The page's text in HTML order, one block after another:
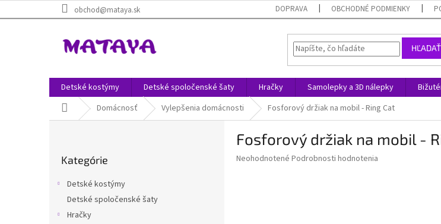
na
obchod@mataya.sk DOPRAVA OBCHODNÉ PODMIENKY
HĽADAŤ
Detské kostýmy Detské spoločenské šaty Hračky Samolepky a 3D nálepky
DomovDomácnosť Vylepšenia domácnosti Fosforový držiak na mobil - Ring Cat
kategórie
Kategórie
Detské kostýmy
Detské spoločenské šaty
Hračky
Fosforový držiak na mobil -
Priemerné
Neohodnotené Podrobnosti hodnotenia